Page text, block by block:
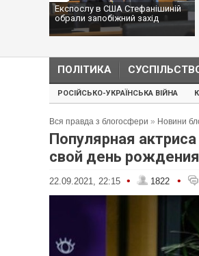
Експослу в США Стефанішиній
обрали запобіжний захід
ПОЛІТИКА
РОСІЙСЬКО-УКРАЇНСЬКА ВІЙНА
Вся правда з блогосфери » Новини
Популярная
свой день
22.09.2021, 22:15 • 1822 •